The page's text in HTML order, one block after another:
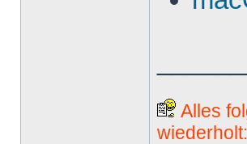
Alles
wiederholt: